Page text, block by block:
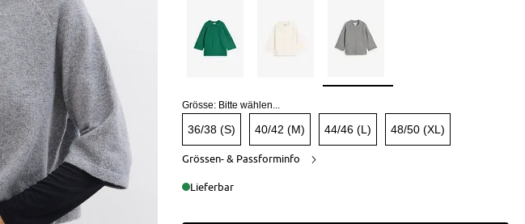
Grösse: Bitte wählen...
36/38 (S) 40/42 (M) 44/46 (L) 48/50 (XL)
Grössen- & Passforminfo
Lieferbar